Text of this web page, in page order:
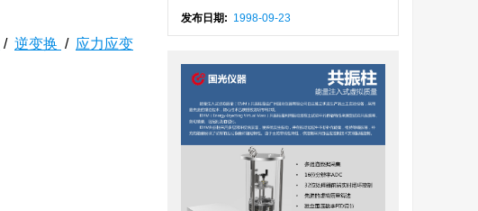
/ 逆变换 / 应力应变
发布日期: 1998-09-23